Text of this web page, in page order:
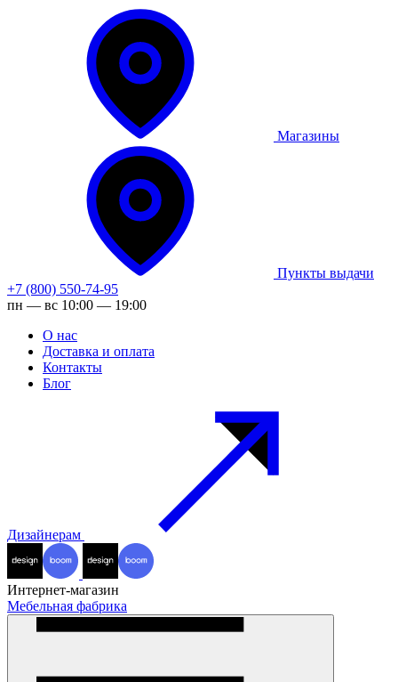
Магазины
Пункты выдачи
+7 (800) 550-74-95
пн — вс 10:00 — 19:00
О нас
Доставка и оплата
Контакты
Блог
Дизайнерам
Интернет-магазин
Мебельная фабрика